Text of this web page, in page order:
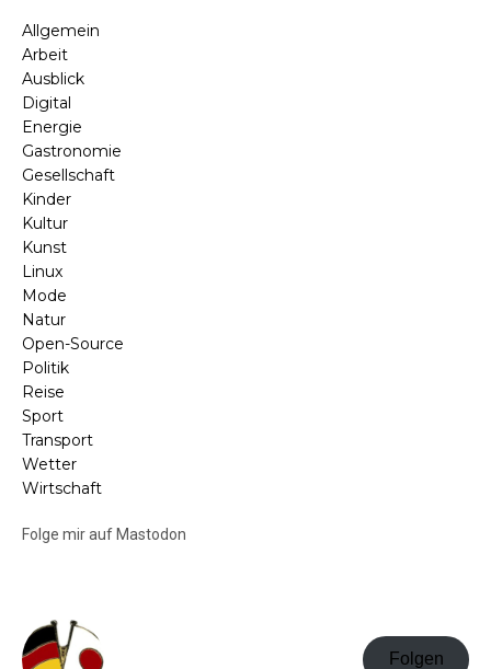
Allgemein
Arbeit
Ausblick
Digital
Energie
Gastronomie
Gesellschaft
Kinder
Kultur
Kunst
Linux
Mode
Natur
Open-Source
Politik
Reise
Sport
Transport
Wetter
Wirtschaft
Folge mir auf Mastodon
Folgen